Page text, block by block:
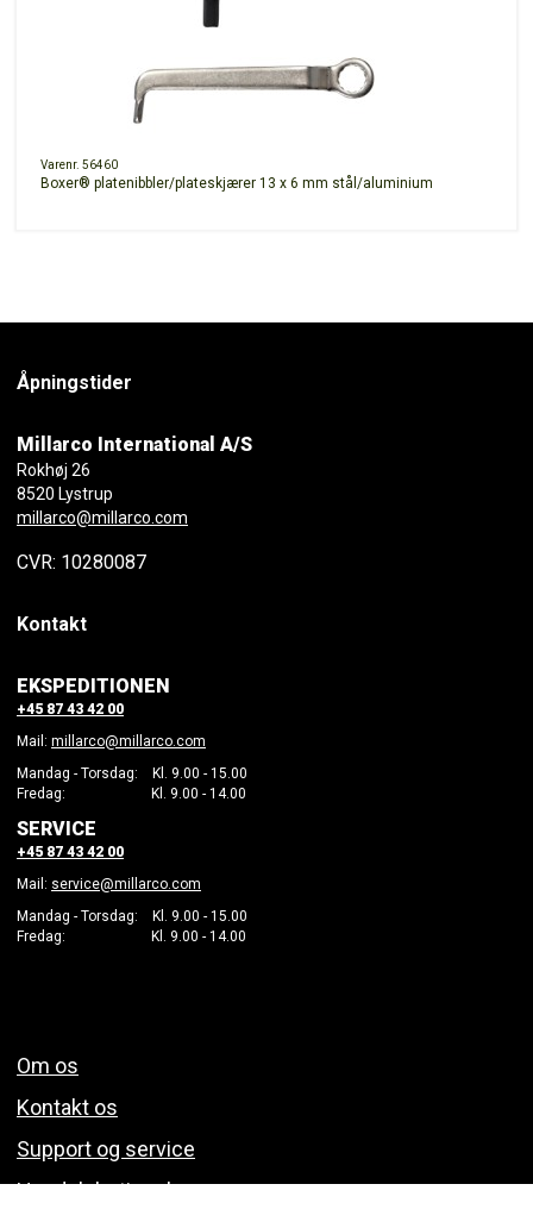
Varenr. 56460
Boxer® platenibbler/plateskjærer 13 x 6 mm stål/aluminium
Åpningstider
Millarco International A/S
Rokhøj 26
8520 Lystrup
millarco@millarco.com
CVR: 10280087
Kontakt
EKSPEDITIONEN
+45 87 43 42 00
Mail: millarco@millarco. com
Mandag - Torsdag: Kl. 9.00 - 15.00
Fredag: Kl. 9.00 - 14.00
SERVICE
+45 87 43 42 00
Mail: service@millarco.com
Mandag - Torsdag: Kl. 9.00 - 15.00
Fredag: Kl. 9.00 - 14.00
Om os
Kontakt os
Support og service
Handelsbetingelser